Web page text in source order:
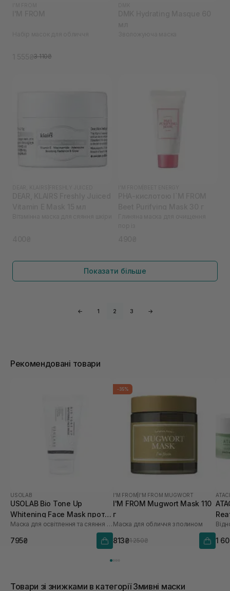
1 555₴3 110₴
Показати більше
← 1 2 3 →
Рекомендовані товари
USOLAB
USOLAB Bio Tone Up
Whitening Face Mask проти
тьмяності та нерівного
тону 50 мл
Маска для освітлення та сяяння шкіри обличчя
795₴
-35%
I'M FROM I'M FROM MUGWORT
I'M FROM Mugwort Mask 110
г
Маска для обличчя з полином
813₴1 250₴
50
1
Товари зі знижками в категорії Змивні маски